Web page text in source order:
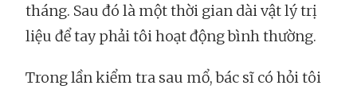
tháng. Sau đó là một thời gian dài vật lý trị
liệu để tay phải tôi hoạt động bình thường.
Trong lần kiểm tra sau mổ, bác sĩ có hỏi tôi